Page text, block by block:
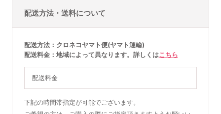
配送方法・送料について
配送方法
クロネコヤマト便(ヤマト運輸)
配送料金
地域によって異なります。詳しくはこちら
配送料金
下記の時間帯指定が可能でございます。